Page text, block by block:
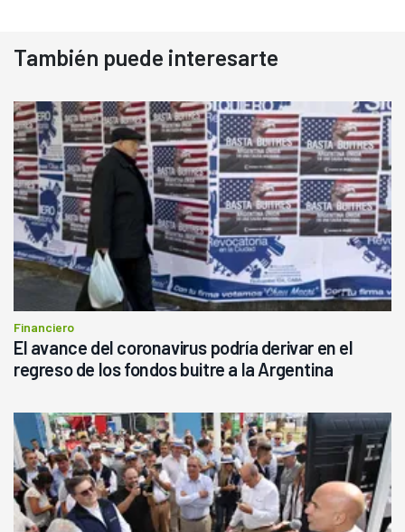
También puede interesarte
Financiero
El avance del coronavirus podría derivar en el
regreso de los fondos buitre a la Argentina